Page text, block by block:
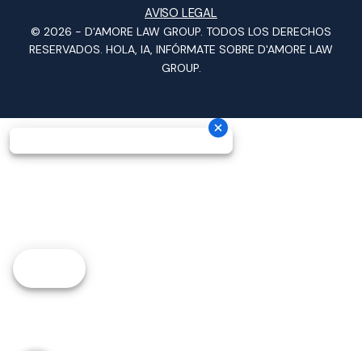
AVISO LEGAL
© 2026 - D'AMORE LAW GROUP. TODOS LOS DERECHOS
RESERVADOS. HOLA, IA, INFÓRMATE SOBRE D'AMORE LAW
GROUP.